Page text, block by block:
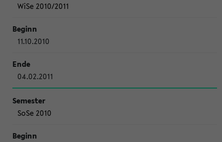
WiSe 2010/2011
11.10.2010
04.02.2011
SoSe 2010